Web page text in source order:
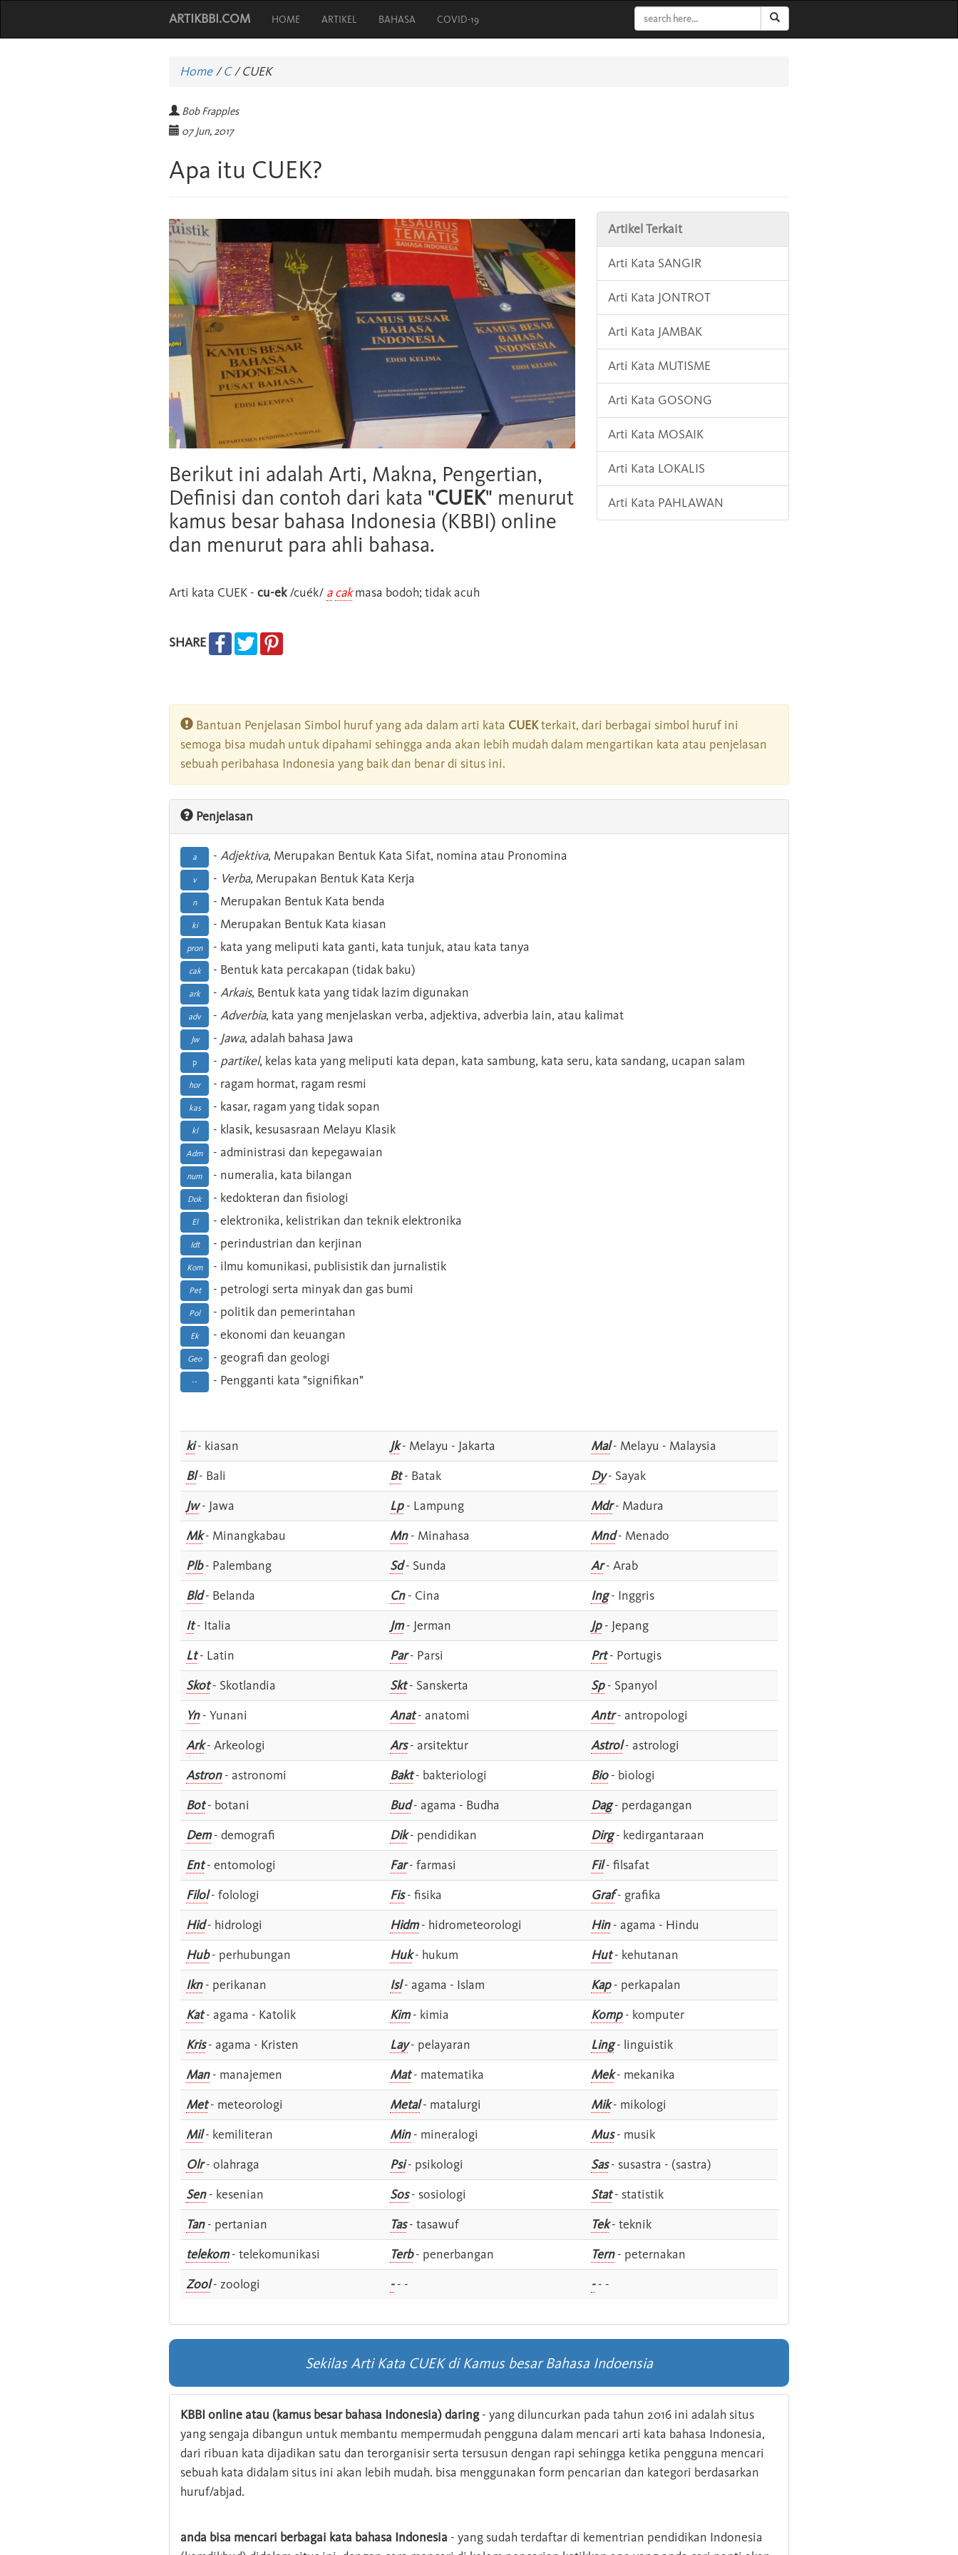
ARTIKBBI.COM HOME ARTIKEL BAHASA COVID-19
Home/C /CUEK
Bob Frapples
07 Jun, 2017
Apa itu CUEK?
Berikut ini adalah Arti, Makna, Pengertian,
Definisi dan contoh dari kata "CUEK" menurut
kamus besar bahasa Indonesia (KBBI) online
dan menurut para ahli bahasa.
Arti kata CUEK - cu-ek/cuék/ a cakmasa bodoh; tidak acuh
SHARE
Artikel Terkait
Arti Kata SANGIR
Arti Kata JONTROT
Arti Kata JAMBAK
Arti Kata MUTISME
Arti Kata GOSONG
Arti Kata MOSAIK
Arti Kata LOKALIS
Arti Kata PAHLAWAN
Bantuan Penjelasan Simbol huruf yang ada dalam arti kata CUEKterkait, dari berbagai simbol huruf ini
semoga bisa mudah untuk dipahami sehingga anda akan lebih mudah dalam mengartikan kata atau penjelasan
sebuah peribahasa Indonesia yang baik dan benar di situs ini.
Penjelasan
a - Adjektiva, Merupakan Bentuk Kata Sifat, nomina atau Pronomina
v - Verba, Merupakan Bentuk Kata Kerja
n - Merupakan Bentuk Kata benda
ki - Merupakan Bentuk Kata kiasan
pron - kata yang meliputi kata ganti, kata tunjuk, atau kata tanya
cak - Bentuk kata percakapan (tidak baku)
ark - Arkais, Bentuk kata yang tidak lazim digunakan
adv - Adverbia, kata yang menjelaskan verba, adjektiva, adverbia lain, atau kalimat
Jw - Jawa, adalah bahasa Jawa
p - partikel, kelas kata yang meliputi kata depan, kata sambung, kata seru, kata sandang, ucapan salam
hor - ragam hormat, ragam resmi
kas - kasar, ragam yang tidak sopan
kl - klasik, kesusasraan Melayu Klasik
Adm - administrasi dan kepegawaian
num - numeralia, kata bilangan
Dok - kedokteran dan fisiologi
El - elektronika, kelistrikan dan teknik elektronika
Idt - perindustrian dan kerjinan
Kom - ilmu komunikasi, publisistik dan jurnalistik
Pet - petrologi serta minyak dan gas bumi
Pol - politik dan pemerintahan
Ek - ekonomi dan keuangan
Geo - geografi dan geologi
-- - Pengganti kata "signifikan"
ki- kiasan Jk- Melayu - Jakarta Mal- Melayu - Malaysia
Bl- Bali Bt- Batak Dy- Sayak
Jw- Jawa Lp- Lampung Mdr- Madura
Mk- Minangkabau Mn- Minahasa Mnd- Menado
Plb- Palembang Sd- Sunda Ar- Arab
Bld- Belanda Cn- Cina Ing- Inggris
It- Italia Jm- Jerman Jp- Jepang
Lt- Latin Par- Parsi Prt- Portugis
Skot- Skotlandia Skt- Sanskerta Sp- Spanyol
Yn- Yunani Anat- anatomi Antr- antropologi
Ark- Arkeologi Ars- arsitektur Astrol- astrologi
Astron- astronomi Bakt- bakteriologi Bio- biologi
Bot- botani Bud- agama - Budha Dag- perdagangan
Dem- demografi Dik- pendidikan Dirg- kedirgantaraan
Ent- entomologi Far- farmasi Fil- filsafat
Filol- folologi Fis- fisika Graf- grafika
Hid- hidrologi Hidm- hidrometeorologi Hin- agama - Hindu
Hub- perhubungan Huk- hukum Hut- kehutanan
Ikn- perikanan Isl- agama - Islam Kap- perkapalan
Kat- agama - Katolik Kim- kimia Komp- komputer
Kris- agama - Kristen Lay- pelayaran Ling- linguistik
Man- manajemen Mat- matematika Mek- mekanika
Met- meteorologi Metal- matalurgi Mik- mikologi
Mil- kemiliteran Min- mineralogi Mus- musik
Olr- olahraga Psi- psikologi Sas- susastra - (sastra)
Sen- kesenian Sos- sosiologi Stat- statistik
Tan- pertanian Tas- tasawuf Tek- teknik
telekom- telekomunikasi Terb- penerbangan Tern- peternakan
Zool- zoologi -- - -- -
Sekilas Arti Kata CUEK di Kamus besar Bahasa Indoensia
KBBI online atau (kamus besar bahasa Indonesia) daring- yang diluncurkan pada tahun 2016 ini adalah situs
yang sengaja dibangun untuk membantu mempermudah pengguna dalam mencari arti kata bahasa Indonesia,
dari ribuan kata dijadikan satu dan terorganisir serta tersusun dengan rapi sehingga ketika pengguna mencari
sebuah kata didalam situs ini akan lebih mudah. bisa menggunakan form pencarian dan kategori berdasarkan
huruf/abjad.
anda bisa mencari berbagai kata bahasa Indonesia - yang sudah terdaftar di kementrian pendidikan Indonesia